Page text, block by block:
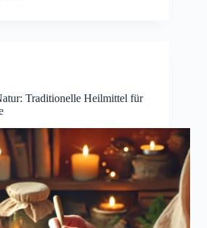
Traditionelle Heilmittel für